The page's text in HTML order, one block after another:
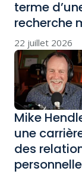
terme
recherche
22 juillet 2026
Mike
une
des